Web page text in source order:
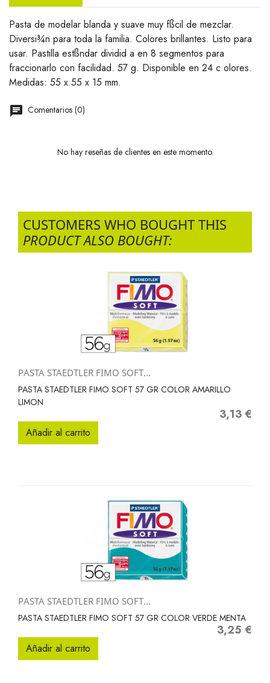
Pasta de modelar blanda y suave muy fßcil de mezclar.
Diversi¾n para toda la familia. Colores brillantes. Listo para
usar. Pastilla estßndar dividid a en 8 segmentos para
fraccionarlo con facilidad. 57 g. Disponible en 24 c olores.
Medidas: 55 x 55 x 15 mm.
Comentarios (0)
No hay reseñas de clientes en este momento.
CUSTOMERS WHO BOUGHT THIS
PRODUCT ALSO BOUGHT:
PASTA STAEDTLER FIMO SOFT...
PASTA STAEDTLER FIMO SOFT 57 GR COLOR AMARILLO
LIMON
Precio
3,13 €
Añadir al carrito
PASTA STAEDTLER FIMO SOFT...
PASTA STAEDTLER FIMO SOFT 57 GR COLOR VERDE MENTA
Precio
3,25 €
Añadir al carrito